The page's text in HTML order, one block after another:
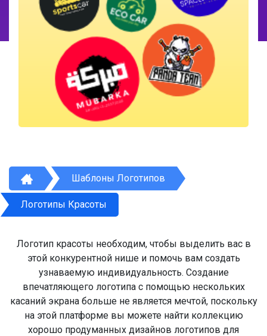
Шаблоны Логотипов
Логотипы Красоты
Логотип красоты необходим, чтобы выделить вас в
этой конкурентной нише и помочь вам создать
узнаваемую индивидуальность. Создание
впечатляющего логотипа с помощью нескольких
касаний экрана больше не является мечтой, поскольку
на этой платформе вы можете найти коллекцию
хорошо продуманных дизайнов логотипов для